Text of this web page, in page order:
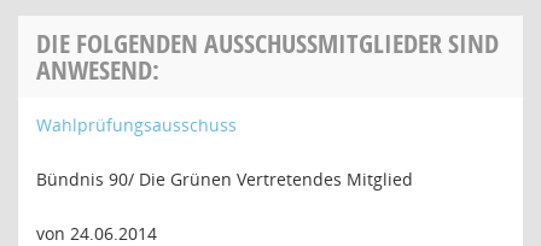
DIE FOLGENDEN AUSSCHUSSMITGLIEDER SIND
ANWESEND:
Wahlprüfungsausschuss
Bündnis 90/ Die Grünen Vertretendes Mitglied
von 24.06.2014